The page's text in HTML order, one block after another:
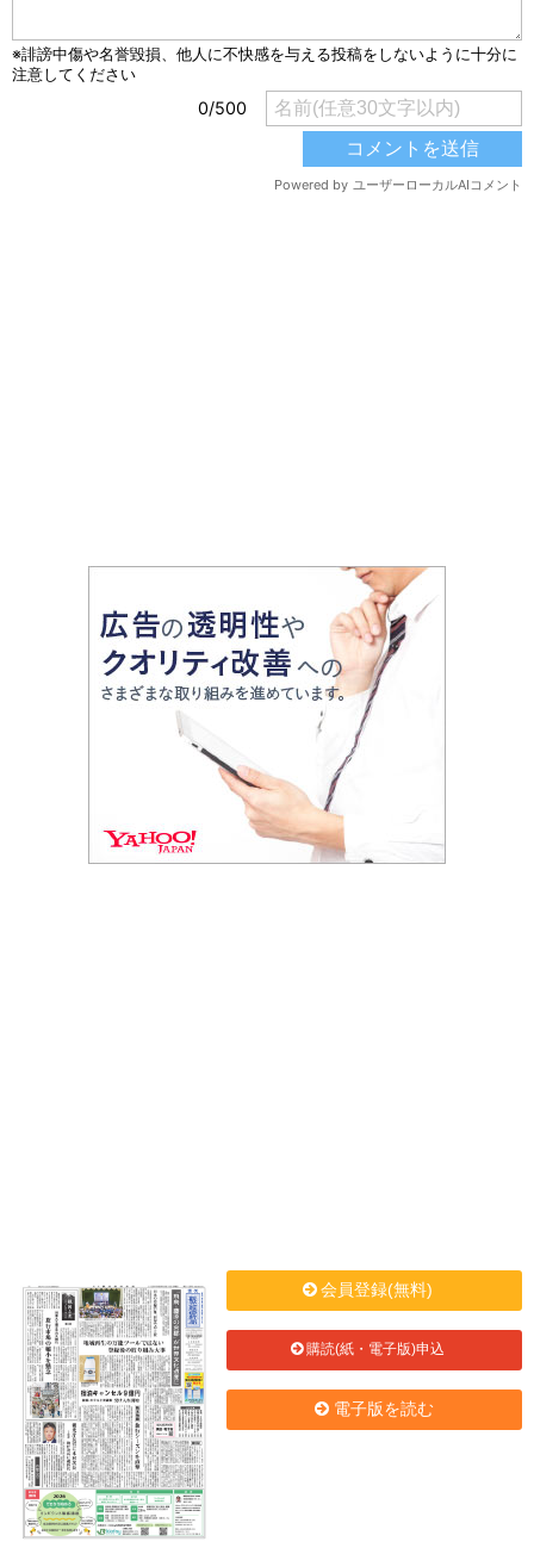
会員登録(無料)
購読(紙・電子版)申込
電子版を読む